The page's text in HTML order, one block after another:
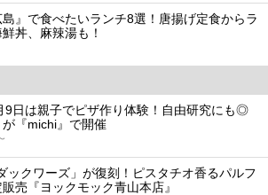
島』で食べたいランチ8選！唐揚げ定食からラ
丼、麻辣湯も！
9日は親子でピザ作り体験！自由研究にも◎
『michi』で開催
ックワーズ」が復刻！ピスタチオ香るパルフ
売『ヨックモック青山本店』